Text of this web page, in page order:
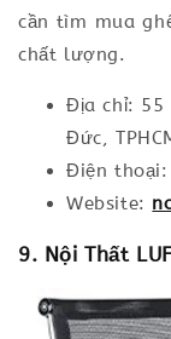
cần tìm mua
chất lượng.
Địa chỉ: 55
Đức,
Điện thoại:
Website:
9. Nội Thất